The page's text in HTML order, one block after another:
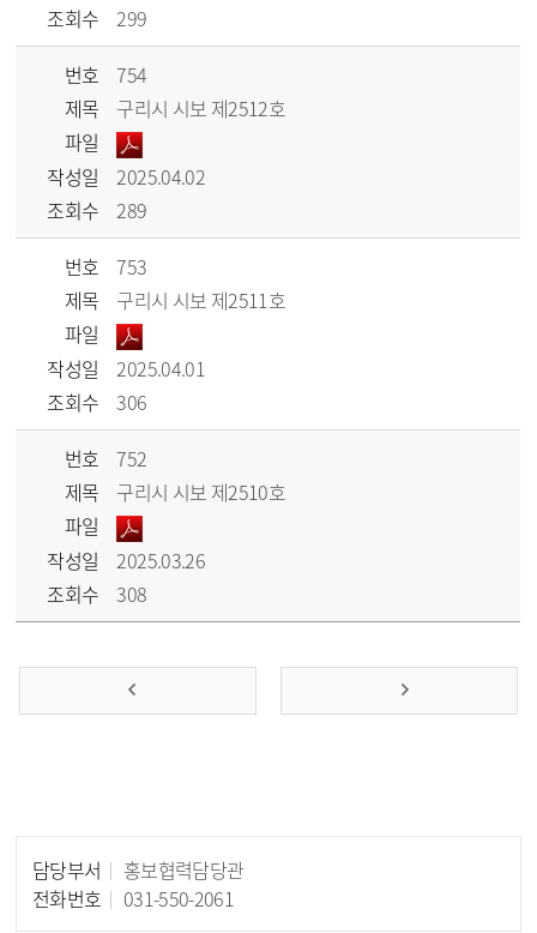
조회수
299
번호
754
제목
구리시 시보 제2512호
파일
작성일
2025.04.02
조회수
289
번호
753
제목
구리시 시보 제2511호
파일
작성일
2025.04.01
조회수
306
번호
752
제목
구리시 시보 제2510호
파일
작성일
2025.03.26
조회수
308
담당부서
홍보협력담당관
전화번호
031-550-2061